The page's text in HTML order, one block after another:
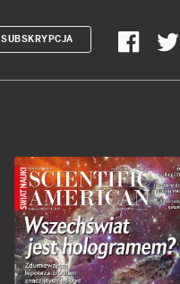
SUBSKRYPCJA